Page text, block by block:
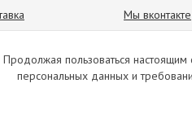
Мы вконтакте
права защищены. Копирование
Продолжая пользоваться
персональных данных и